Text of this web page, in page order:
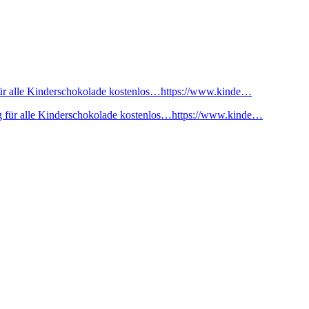
alle Kinderschokolade kostenlos…https://www.kinde…
für alle Kinderschokolade kostenlos…https://www.kinde…